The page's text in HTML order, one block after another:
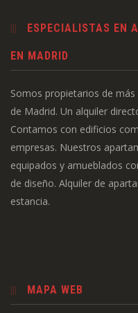
ESPECIALISTAS EN
EN MADRID
Somos propietarios de
de Madrid. Un alquiler
Contamos con edificios
empresas. Nuestros
equipados y amueblados
de diseño. Alquiler de
estancia.
MAPA WEB